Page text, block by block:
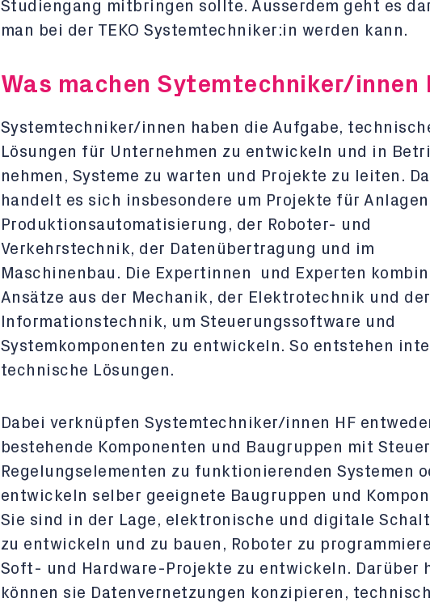
Studiengang mitbringen sollte. Ausserdem geht es
man bei der TEKO Systemtechniker:in werden kann.
Was machen Sytemtechniker/innen
Systemtechniker/innen haben die Aufgabe,
Lösungen für Unternehmen zu entwickeln und in
nehmen, Systeme zu warten und Projekte zu leiten.
handelt es sich insbesondere um Projekte für
Produktionsautomatisierung, der Roboter- und
Verkehrstechnik, der Datenübertragung und im
Maschinenbau. Die Expertinnen und Experten
Ansätze aus der Mechanik, der Elektrotechnik und der
Informationstechnik, um Steuerungssoftware und
Systemkomponenten zu entwickeln. So entstehen
technische Lösungen.
Dabei verknüpfen Systemtechniker/innen HF
bestehende Komponenten und Baugruppen mit
Regelungselementen zu funktionierenden Systemen
entwickeln selber geeignete Baugruppen und
Sie sind in der Lage, elektronische und digitale
zu entwickeln und zu bauen, Roboter zu
Soft- und Hardware-Projekte zu entwickeln. Darüber
können sie Datenvernetzungen konzipieren,